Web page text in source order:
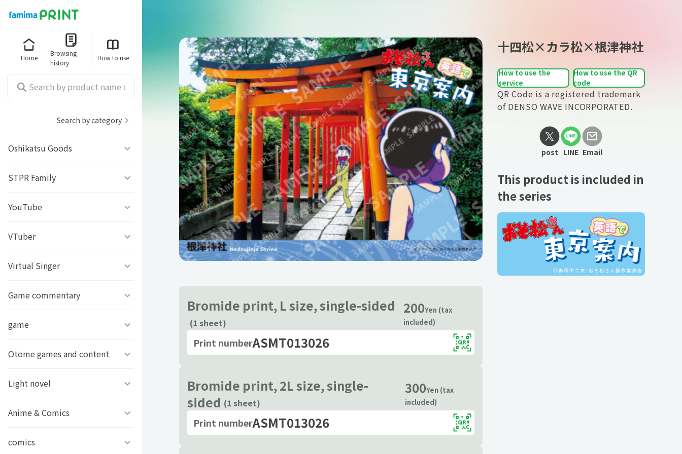
Home
Browsing
history
How to use
Search by category
Oshikatsu Goods
うちわシール
ファミッペ
うちわ背景
写真撮影背景
うちわ文字プリント
GIFUSHO 岐阜県立岐阜商
芸艸堂 推し祈願お守り
STPR Family
AMPTAKｘCOLORS
すとぷり
すにすて - SneakerStep
めておら - Meteorites -
騎士X - Knight X -
とぅるりぷ - True&Lip
YouTube
ねこほうチャンネル
ぼくたちのあそびば
ププ
豆柴富とのふたり暮らし
VTuber
VASE
クラーテイル
ななし学園 方言研究会
描乃EMOイラストシリーズ
Art Stone Entertainment
Virtual Singer
TOKYO6キャラクターズ
Game commentary
アマル
さんちゃんく！
ストグラカップル
モノパスイーツフェス
game
フライハイトクラウディア
ゲームその他
アイドルデスゲームTV
原神
Otome games and content
Clock over ORQUESTA
ときめきメモリアル Girl’s
Light novel
ビーンズ文庫24周年
MFブックス
Anime & Comics
聖女の魔力は万能です
comics
Bromide print, L size, single-sided
(1 sheet)
200Yen (tax
included)
Print numberASMT013026
Bromide print, 2L size, single-
sided (1 sheet)
300Yen (tax
included)
Print numberASMT013026
十四松×カラ松×根津神社
How to use the
service
How to use the QR
code
QR Code is a registered trademark
of DENSO WAVE INCORPORATED.
post LINE Email
This product is included in
the series